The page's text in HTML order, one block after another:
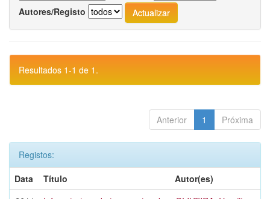
Autores/Registo
Resultados 1-1 de 1.
Anterior 1 Próxima
Registos:
Data
Título
Autor(es)